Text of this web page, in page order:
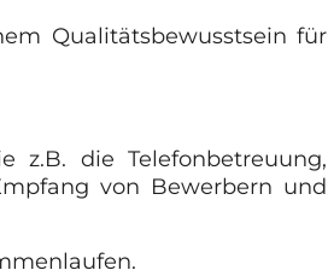
Qualitätsbewusstsein für
z.B. die Telefonbetreuung,
von Bewerbern und